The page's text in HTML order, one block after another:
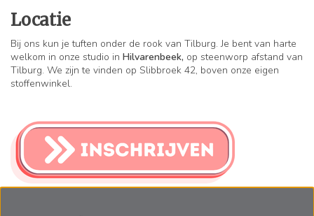
Locatie
Bij ons kun je tuften onder de rook van Tilburg. Je bent van harte
welkom in onze studio in Hilvarenbeek, op steenworp afstand van
Tilburg. We zijn te vinden op Slibbroek 42, boven onze eigen
stoffenwinkel.